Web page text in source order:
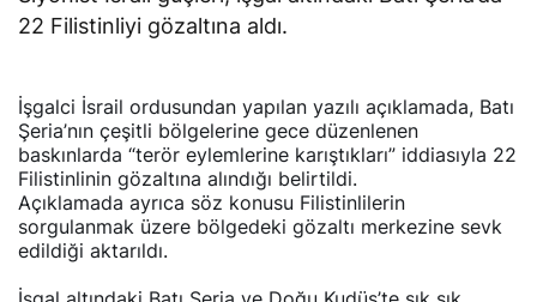
22 Filistinliyi gözaltına aldı.
İşgalci İsrail ordusundan yapılan yazılı açıklamada, Batı
Şeria’nın çeşitli bölgelerine gece düzenlenen
baskınlarda “terör eylemlerine karıştıkları” iddiasıyla 22
Filistinlinin gözaltına alındığı belirtildi.
Açıklamada ayrıca söz konusu Filistinlilerin
sorgulanmak üzere bölgedeki gözaltı merkezine sevk
edildiği aktarıldı.
İşgal altındaki Batı Şeria ve Doğu Kudüs’te sık sık